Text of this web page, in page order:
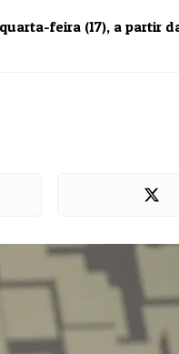
feira (17), a partir